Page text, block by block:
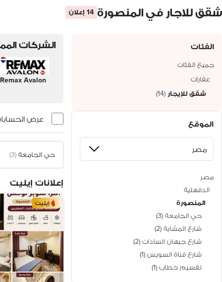
شقق للاجار في المنصورة 14 إعلان
الفئات
جميع الفئات
عقارات
شقق للإيجار (
14
)
الموقع
مَصر
الدقهلية
المنصورة
حي الجامعة (
3
)
شارع المشاية (
2
)
شارع جيهان السادات (
2
)
شارع قناة السويس (
1
)
تقسيم خطاب (
1
)
الشركات
Remax Avalon
عرض
حي الجامعة (3)
إعلانات إيليت
إيليت